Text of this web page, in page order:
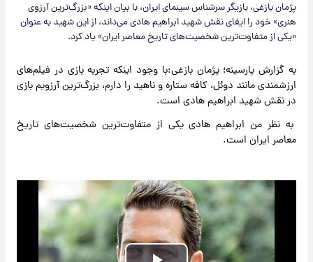
پژمان بازغی، بازیگر سرشناس سینمای ایران، با بیان اینکه «بزرگ‌ترین آرزوی
هنری» خود را ایفای نقش شهید ابراهیم هادی می‌داند، از این شهید به عنوان
«یکی از متفاوت‌ترین شخصیت‌های تاریخ معاصر ایران» یاد کرد.
به گزارش پارسینه؛ پژمان بازغی:با وجود اینکه تجربه بازی در فیلم‌های
ارزشمندی مانند دوئل، کافه ستاره و ناهید را دارم، بزرگ‌ترین آرزویم بازی
در نقش شهید ابراهیم هادی است.
به نظر من ابراهیم هادی یکی از متفاوت‌ترین شخصیت‌های تاریخ
معاصر ایران است.